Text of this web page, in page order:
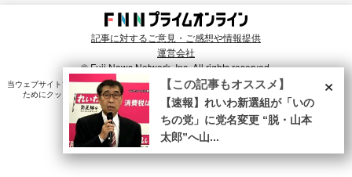
記事に対するご意見・ご感想や情報提供
運営会社
© Fuji News Network, Inc. All rights reserved.
当ウェブサイトでは、ユーザのニーズ・興味・関⼼に合致したコンテンツや広告配信を提供する
ためにクッキーを使⽤しています。詳細は、
プライバシーポリシー をご確認ください。×
【この記事もオススメ】
【速報】れいわ新選組が「いの
ちの党」に党名変更 “脱・山本
太郎”へ山...